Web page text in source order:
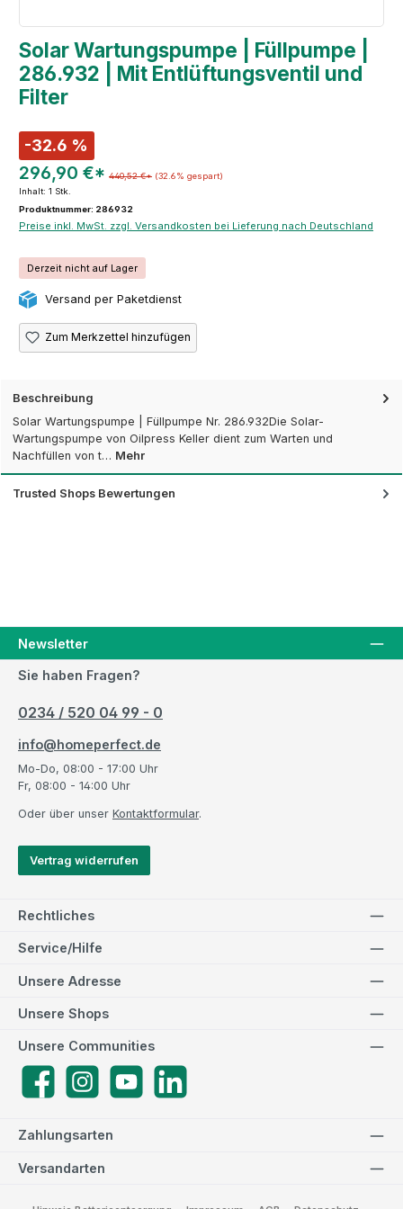
Solar Wartungspumpe | Füllpumpe |
286.932 | Mit Entlüftungsventil und
Filter
-32.6 %
296,90 €* 440,52 €* (32.6% gespart)
Inhalt: 1 Stk.
Produktnummer: 286932
Preise inkl. MwSt. zzgl. Versandkosten bei Lieferung nach Deutschland
Derzeit nicht auf Lager
Versand per Paketdienst
Zum Merkzettel hinzufügen
Beschreibung
Solar Wartungspumpe | Füllpumpe Nr. 286.932Die Solar-
Wartungspumpe von Oilpress Keller dient zum Warten und
Nachfüllen von t… Mehr
Trusted Shops Bewertungen
Newsletter
Sie haben Fragen?
0234 / 520 04 99 - 0
info@homeperfect.de
Mo-Do, 08:00 - 17:00 Uhr
Fr, 08:00 - 14:00 Uhr
Oder über unser Kontaktformular.
Vertrag widerrufen
Rechtliches
Service/Hilfe
Zahlungsarten
Versandarten
Unsere Adresse
Unsere Communities
FacebookInstagramYouTube
Unsere Shops